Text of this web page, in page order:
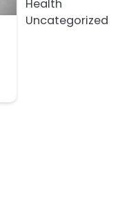
Health
Uncategorized